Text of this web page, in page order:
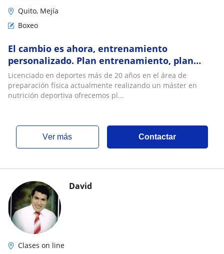
Quito, Mejía
Boxeo
El cambio es ahora, entrenamiento
personalizado. Plan entrenamiento, plan
nutricional adaptado a tus requerimientos,
clases boxeo
Licenciado en deportes más de 20 años en el área de
preparación física actualmente realizando un máster en
nutrición deportiva ofrecemos pl...
ver más Contactar
David
Clases on line